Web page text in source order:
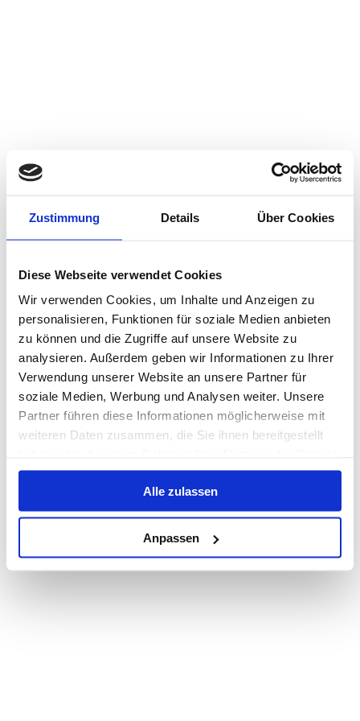
Zustimmung Details Über Cookies
Diese Webseite verwendet Cookies
Wir verwenden Cookies, um Inhalte und Anzeigen zu
personalisieren, Funktionen für soziale Medien anbieten
zu können und die Zugriffe auf unsere Website zu
analysieren. Außerdem geben wir Informationen zu Ihrer
Verwendung unserer Website an unsere Partner für
soziale Medien, Werbung und Analysen weiter. Unsere
Partner führen diese Informationen möglicherweise mit
weiteren Daten zusammen, die Sie ihnen bereitgestellt
gesammelt haben.
Alle zulassen
Anpassen